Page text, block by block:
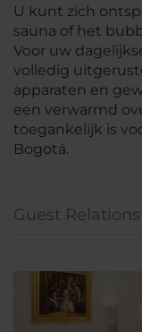
U kunt zich
sauna of het
Voor uw
volledig
apparaten en
een verwarmd
toegankelijk is
Bogotá.
Guest